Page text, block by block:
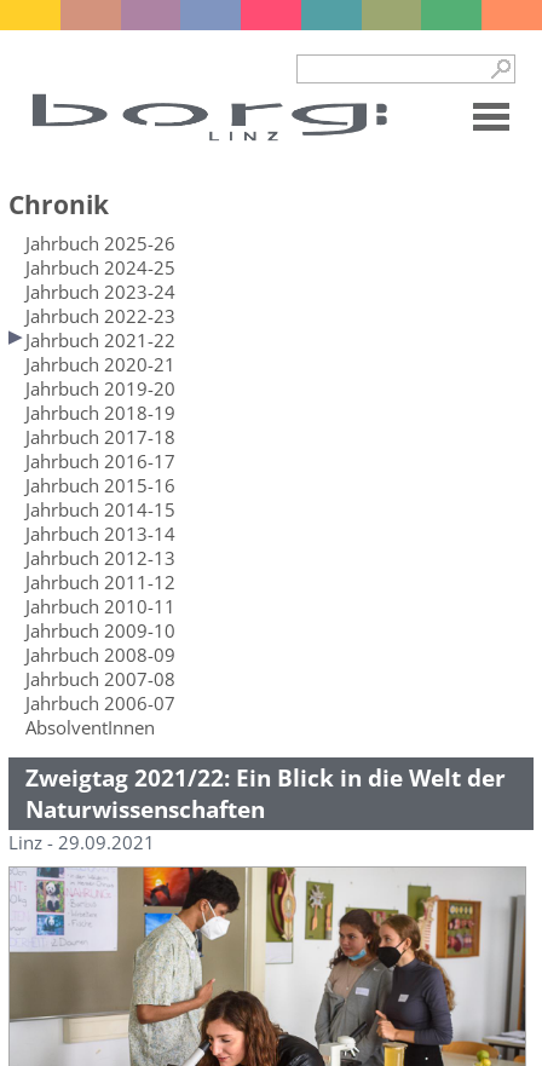
Chronik
Jahrbuch 2025-26
Jahrbuch 2024-25
Jahrbuch 2023-24
Jahrbuch 2022-23
Jahrbuch 2021-22
Jahrbuch 2020-21
Jahrbuch 2019-20
Jahrbuch 2018-19
Jahrbuch 2017-18
Jahrbuch 2016-17
Jahrbuch 2015-16
Jahrbuch 2014-15
Jahrbuch 2013-14
Jahrbuch 2012-13
Jahrbuch 2011-12
Jahrbuch 2010-11
Jahrbuch 2009-10
Jahrbuch 2008-09
Jahrbuch 2007-08
Jahrbuch 2006-07
AbsolventInnen
Zweigtag 2021/22: Ein Blick in die Welt der
Naturwissenschaften
Linz - 29.09.2021